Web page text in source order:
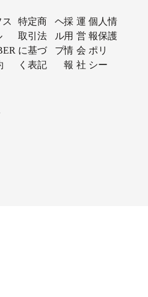
特定商
取引法
に基づ
く表記
ヘ
ル
プ
採
用
情
報
運
営
会
社
個人情
報保護
ポリ
シー